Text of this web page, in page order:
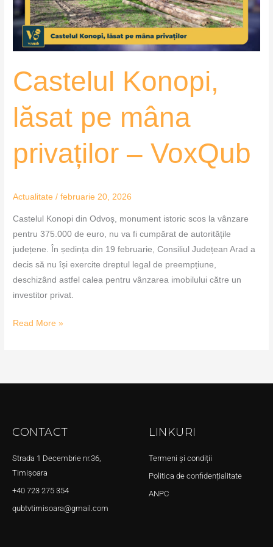
Castelul Konopi,
lăsat pe mâna
privaților – VoxQub
Actualitate /februarie 20, 2026
Castelul Konopi din Odvoș, monument istoric scos la vânzare
pentru 375.000 de euro, nu va fi cumpărat de autoritățile
județene. În ședința din 19 februarie, Consiliul Județean Arad a
decis să nu își exercite dreptul legal de preempțiune,
deschizând astfel calea pentru vânzarea imobilului către un
investitor privat.
–
VoxQub
Read More »
CONTACT
Strada 1 Decembrie nr.36,
Timișoara
+40 723 275 354
qubtvtimisoara@gmail.com
LINKURI
Termeni și condiții
Politica de confidențialitate
ANPC